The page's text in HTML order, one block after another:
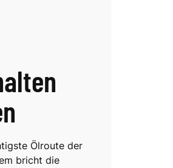
Ölroute der
bricht die